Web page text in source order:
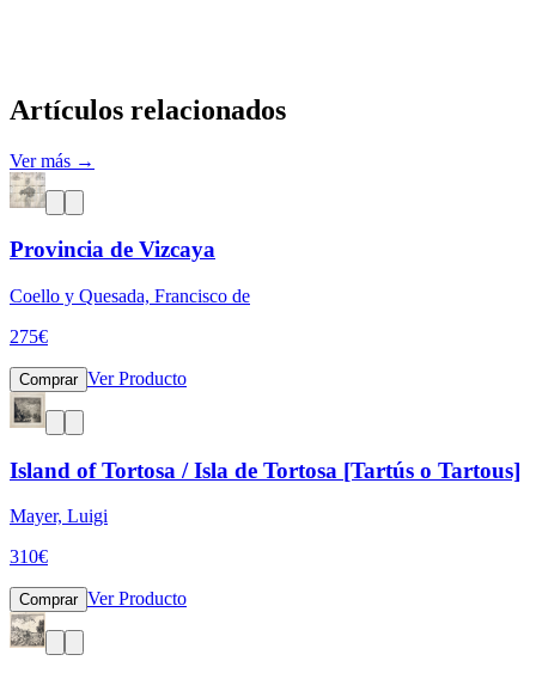
Artículos relacionados
Ver más →
Provincia de Vizcaya
Coello y Quesada, Francisco de
275€
Comprar Ver Producto
Island of Tortosa / Isla de Tortosa [Tartús o Tartous]
Mayer, Luigi
310€
Comprar Ver Producto